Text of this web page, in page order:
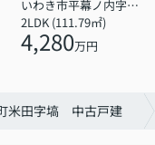
いわき市平幕ノ内字西田
2LDK (111.79㎡)
4,280万円
米田字塙 中古戸建